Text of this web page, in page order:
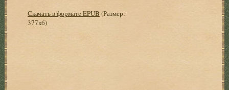
Скачать в формате EPUB (Размер:
377кб)